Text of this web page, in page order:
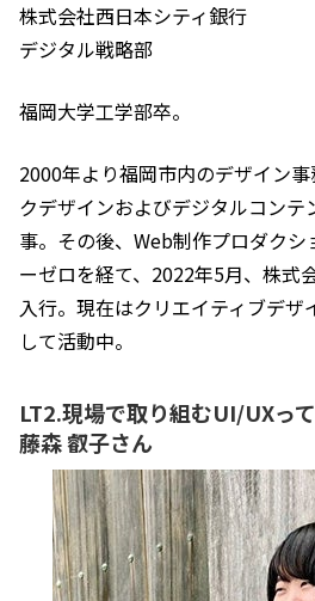
株式会社西日本シティ銀行
デジタル戦略部
福岡大学工学部卒。
2000年より福岡市内のデザイン
クデザインおよびデジタルコン
事。その後、Web制作プロダクシ
ーゼロを経て、2022年5月、株式
入行。現在はクリエイティブデザ
して活動中。
LT2.現場で取り組むUI/UXっ
藤森 叡子さん